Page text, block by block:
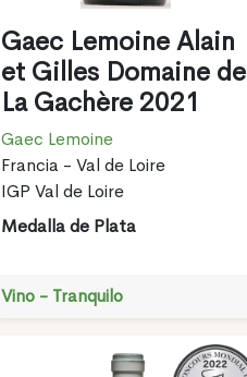
Gaec Lemoine Alain
et Gilles Domaine de
La Gachère 2021
Gaec Lemoine
Francia - Val de Loire
IGP Val de Loire
Medalla de Plata
Vino - Tranquilo